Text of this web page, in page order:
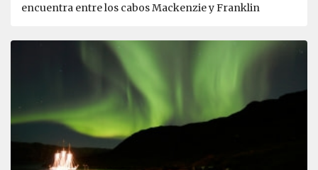
encuentra entre los cabos Mackenzie y Franklin